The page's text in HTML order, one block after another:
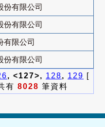
份有限公司
份有限公司
有限公司
份有限公司
, <127>, 128, 129 [
有 8028 筆資料